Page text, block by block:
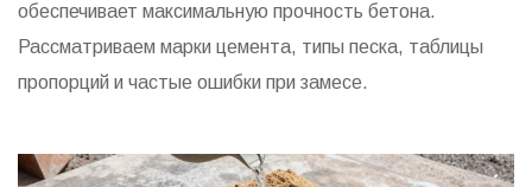
обеспечивает максимальную прочность бетона.
Рассматриваем марки цемента, типы песка, таблицы
пропорций и частые ошибки при замесе.